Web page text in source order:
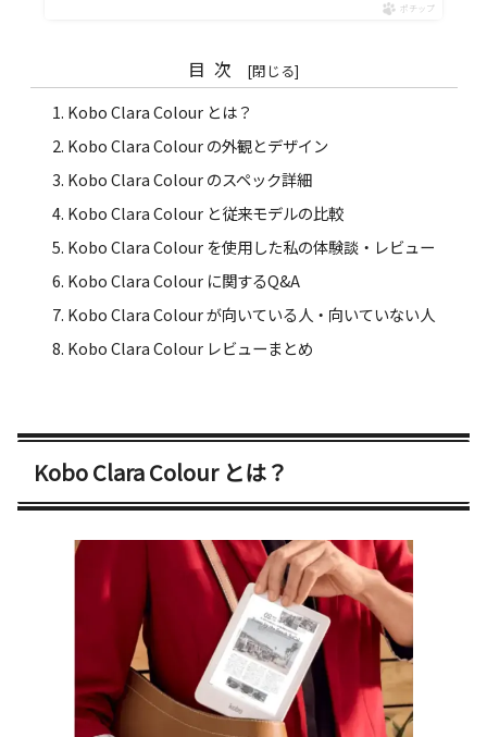
ポチップ
目次
Kobo Clara Colour とは？
Kobo Clara Colour の外観とデザイン
Kobo Clara Colour のスペック詳細
Kobo Clara Colour と従来モデルの比較
Kobo Clara Colour を使用した私の体験談・レビュー
Kobo Clara Colour に関するQ&A
Kobo Clara Colour が向いている人・向いていない人
Kobo Clara Colour レビューまとめ
Kobo Clara Colour とは？